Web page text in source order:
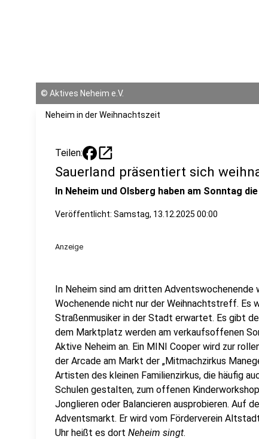
© Aktives Neheim e.V.
Neheim in der Weihnachtszeit
Teilen: open_in_new
Sauerland präsentiert sich
In Neheim und Olsberg haben am Sonntag
Veröffentlicht: Samstag, 13.12.2025 00:00
Anzeige
In Neheim sind am dritten
Wochenende nicht nur der Weihnachtstreff. Es
Straßenmusiker in der Stadt erwartet. Es gibt
dem Marktplatz werden am verkaufsoffenen
Aktive Neheim an. Ein MINI Cooper wird zur
der Arcade am Markt der „Mitmachzirkus
Artisten des kleinen Familienzirkus, die häufig
Schulen gestalten, zum offenen
Jonglieren oder Balancieren ausprobieren. Auf
Adventsmarkt. Er wird vom Förderverein
Uhr heißt es dort Neheim singt.